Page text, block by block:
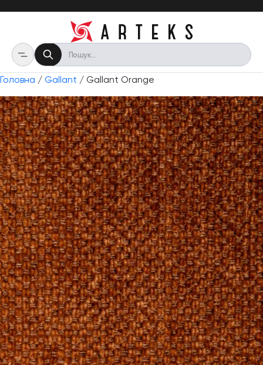
Головна / Gallant / Gallant Orange